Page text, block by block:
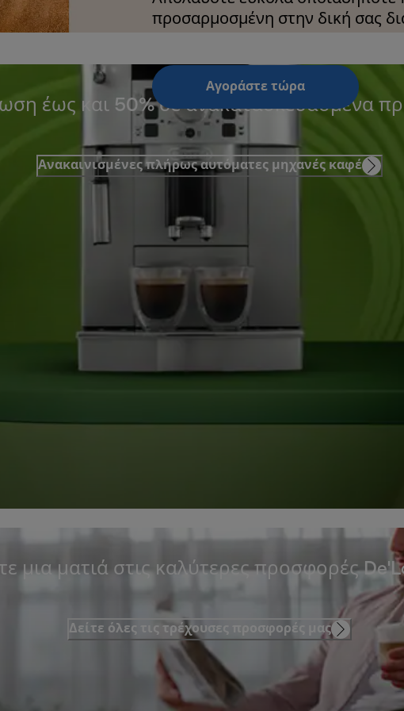
προσαρμοσμένη στην δική σας
Αγοράστε τώρα
έως και 50% σε ανακατασκευασμένα
Ανακαινισμένες πλήρως αυτόματες μηχανές καφέ
μια ματιά στις καλύτερες προσφορές
Δείτε όλες τις τρέχουσες προσφορές μας